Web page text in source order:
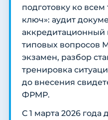
подготовку ко
ключ»: аудит
аккредитационный
типовых вопросов
экзамен, разбор
тренировка
до внесения
ФРМР.
С 1 марта 2026 года